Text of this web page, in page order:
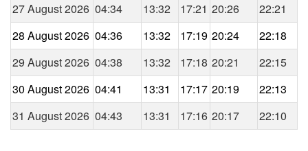
27 August 2026 04:34 13:32 17:21 20:26
22:21
28 August 2026 04:36 13:32 17:19 20:24
22:18
29 August 2026 04:38 13:32 17:18 20:21
22:15
30 August 2026 04:41 13:31 17:17 20:19
22:13
31 August 2026 04:43 13:31 17:16 20:17 22:10